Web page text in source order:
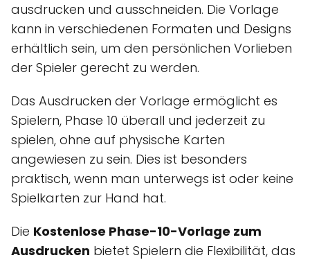
ausdrucken und ausschneiden. Die Vorlage
kann in verschiedenen Formaten und Designs
erhältlich sein, um den persönlichen Vorlieben
der Spieler gerecht zu werden.
Das Ausdrucken der Vorlage ermöglicht es
Spielern, Phase 10 überall und jederzeit zu
spielen, ohne auf physische Karten
angewiesen zu sein. Dies ist besonders
praktisch, wenn man unterwegs ist oder keine
Spielkarten zur Hand hat.
Die Kostenlose Phase-10-Vorlage zum
Ausdrucken bietet Spielern die Flexibilität, das